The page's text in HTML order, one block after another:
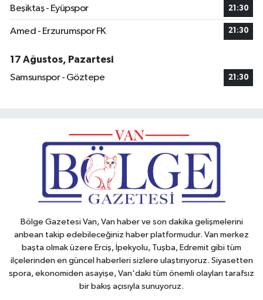
Beşiktaş - Eyüpspor 21:30
Amed - Erzurumspor FK 21:30
17 Ağustos, Pazartesi
Samsunspor - Göztepe
21:30
Bölge Gazetesi Van, Van haber ve son dakika gelişmelerini
anbean takip edebileceğiniz haber platformudur. Van merkez
başta olmak üzere Erciş, İpekyolu, Tuşba, Edremit gibi tüm
ilçelerinden en güncel haberleri sizlere ulaştırıyoruz. Siyasetten
spora, ekonomiden asayişe, Van'daki tüm önemli olayları tarafsız
bir bakış açısıyla sunuyoruz.